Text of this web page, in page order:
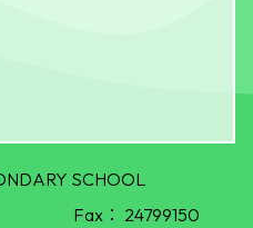
SCHOOL
Fax： 24799150